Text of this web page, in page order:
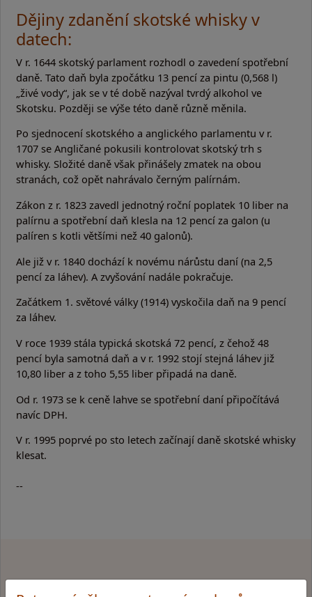
Dějiny zdanění skotské whisky v
datech:
V r. 1644 skotský parlament rozhodl o zavedení spotřební
daně. Tato daň byla zpočátku 13 pencí za pintu (0,568 l)
„živé vody“, jak se v té době nazýval tvrdý alkohol ve
Skotsku. Později se výše této daně různě měnila.
Po sjednocení skotského a anglického parlamentu v r.
1707 se Angličané pokusili kontrolovat skotský trh s
whisky. Složité daně však přinášely zmatek na obou
stranách, což opět nahrávalo černým palírnám.
Zákon z r. 1823 zavedl jednotný roční poplatek 10 liber na
palírnu a spotřební daň klesla na 12 pencí za galon (u
palíren s kotli většími než 40 galonů).
Ale již v r. 1840 dochází k novému nárůstu daní (na 2,5
pencí za láhev). A zvyšování nadále pokračuje.
Začátkem 1. světové války (1914) vyskočila daň na 9 pencí
za láhev.
V roce 1939 stála typická skotská 72 pencí, z čehož 48
pencí byla samotná daň a v r. 1992 stojí stejná láhev již
10,80 liber a z toho 5,55 liber připadá na daně.
Od r. 1973 se k ceně lahve se spotřební daní připočítává
navíc DPH.
V r. 1995 poprvé po sto letech začínají daně skotské whisky
klesat.
--